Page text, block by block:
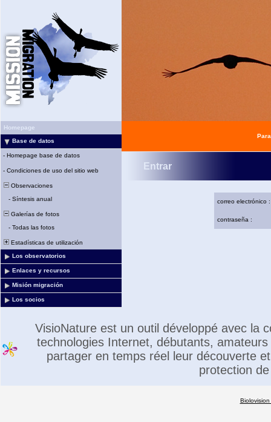
Homepage
Base de datos
- Homepage base de datos
- Condiciones de uso del sitio web
Observaciones
- Síntesis anual
Galerías de fotos
- Todas las fotos
Estadísticas de utilización
Los observatorios
Enlaces y recursos
Misión migración
Los socios
Entrar
correo electrónico :
contraseña :
VisioNature est un outil développé avec la
technologies Internet, débutants,
partager en temps réel leur découverte
protection
Biolovision